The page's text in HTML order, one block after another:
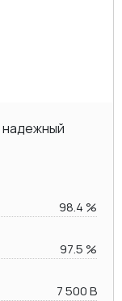
98.4 %
97.5 %
7 500 В